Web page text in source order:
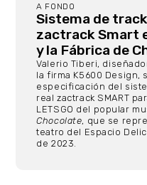
A FONDO
Sistema de
zactrack Smart
y la Fábrica de
Valerio Tiberi,
la firma K5600 Design,
especificación del
real zactrack SMART
LETSGO del popular
Chocolate, que se
teatro del Espacio
de 2023.